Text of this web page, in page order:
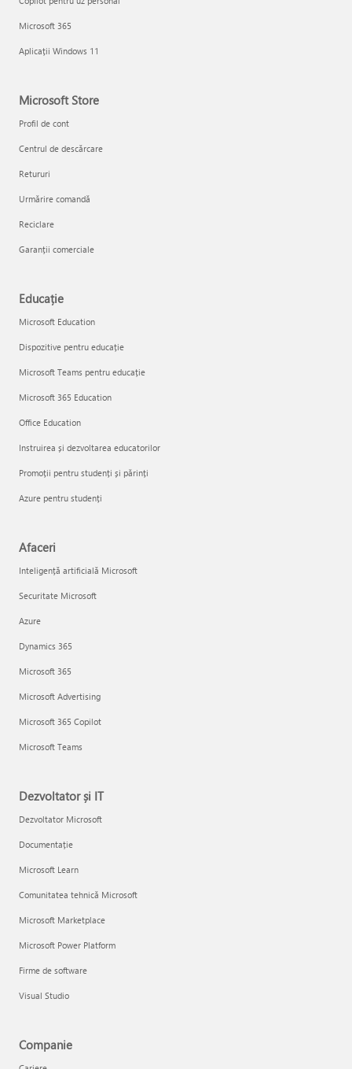
Microsoft 365
Aplicații Windows 11
Microsoft Store
Profil de cont
Centrul de descărcare
Retururi
Urmărire comandă
Reciclare
Garanții comerciale
Educație
Microsoft Education
Dispozitive pentru educație
Microsoft Teams pentru educație
Microsoft 365 Education
Office Education
Instruirea și dezvoltarea educatorilor
Promoții pentru studenți și părinți
Azure pentru studenți
Afaceri
Inteligență artificială Microsoft
Securitate Microsoft
Azure
Dynamics 365
Microsoft 365
Microsoft Advertising
Microsoft 365 Copilot
Microsoft Teams
Dezvoltator și IT
Dezvoltator Microsoft
Documentație
Microsoft Learn
Comunitatea tehnică Microsoft
Microsoft Marketplace
Microsoft Power Platform
Firme de software
Visual Studio
Companie